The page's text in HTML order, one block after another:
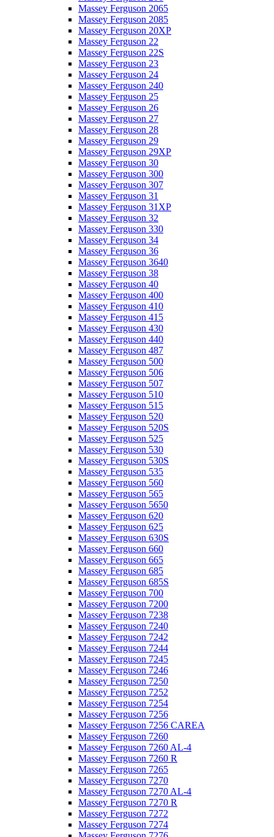
Massey Ferguson 2065
Massey Ferguson 2085
Massey Ferguson 20XP
Massey Ferguson 22
Massey Ferguson 22S
Massey Ferguson 23
Massey Ferguson 24
Massey Ferguson 240
Massey Ferguson 25
Massey Ferguson 26
Massey Ferguson 27
Massey Ferguson 28
Massey Ferguson 29
Massey Ferguson 29XP
Massey Ferguson 30
Massey Ferguson 300
Massey Ferguson 307
Massey Ferguson 31
Massey Ferguson 31XP
Massey Ferguson 32
Massey Ferguson 330
Massey Ferguson 34
Massey Ferguson 36
Massey Ferguson 3640
Massey Ferguson 38
Massey Ferguson 40
Massey Ferguson 400
Massey Ferguson 410
Massey Ferguson 415
Massey Ferguson 430
Massey Ferguson 440
Massey Ferguson 487
Massey Ferguson 500
Massey Ferguson 506
Massey Ferguson 507
Massey Ferguson 510
Massey Ferguson 515
Massey Ferguson 520
Massey Ferguson 520S
Massey Ferguson 525
Massey Ferguson 530
Massey Ferguson 530S
Massey Ferguson 535
Massey Ferguson 560
Massey Ferguson 565
Massey Ferguson 5650
Massey Ferguson 620
Massey Ferguson 625
Massey Ferguson 630S
Massey Ferguson 660
Massey Ferguson 665
Massey Ferguson 685
Massey Ferguson 685S
Massey Ferguson 700
Massey Ferguson 7200
Massey Ferguson 7238
Massey Ferguson 7240
Massey Ferguson 7242
Massey Ferguson 7244
Massey Ferguson 7245
Massey Ferguson 7246
Massey Ferguson 7250
Massey Ferguson 7252
Massey Ferguson 7254
Massey Ferguson 7256
Massey Ferguson 7256 CAREA
Massey Ferguson 7260
Massey Ferguson 7260 AL-4
Massey Ferguson 7260 R
Massey Ferguson 7265
Massey Ferguson 7270
Massey Ferguson 7270 AL-4
Massey Ferguson 7270 R
Massey Ferguson 7272
Massey Ferguson 7274